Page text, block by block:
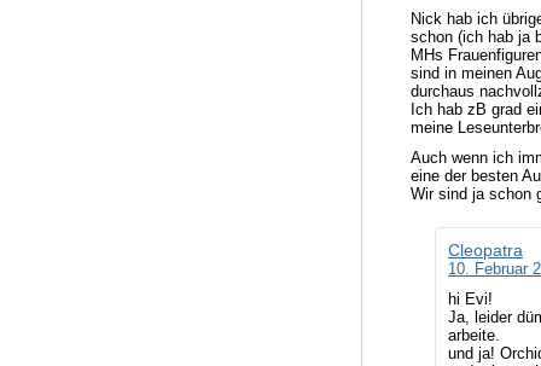
Nick hab ich
schon (ich hab ja
MHs
sind in meinen
durchaus
Ich hab zB grad
meine
Auch wenn ich
eine der besten
Wir sind ja schon
Cleopatra
10. Februar
hi Evi!
Ja, leider
arbeite.
und ja!